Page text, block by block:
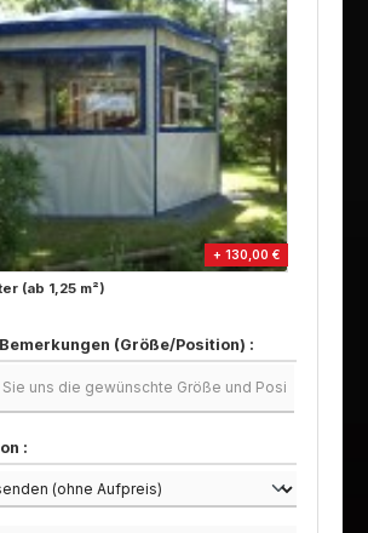
+ 130,00 €
(ab 1,25 m²)
(Größe/Position) :
: